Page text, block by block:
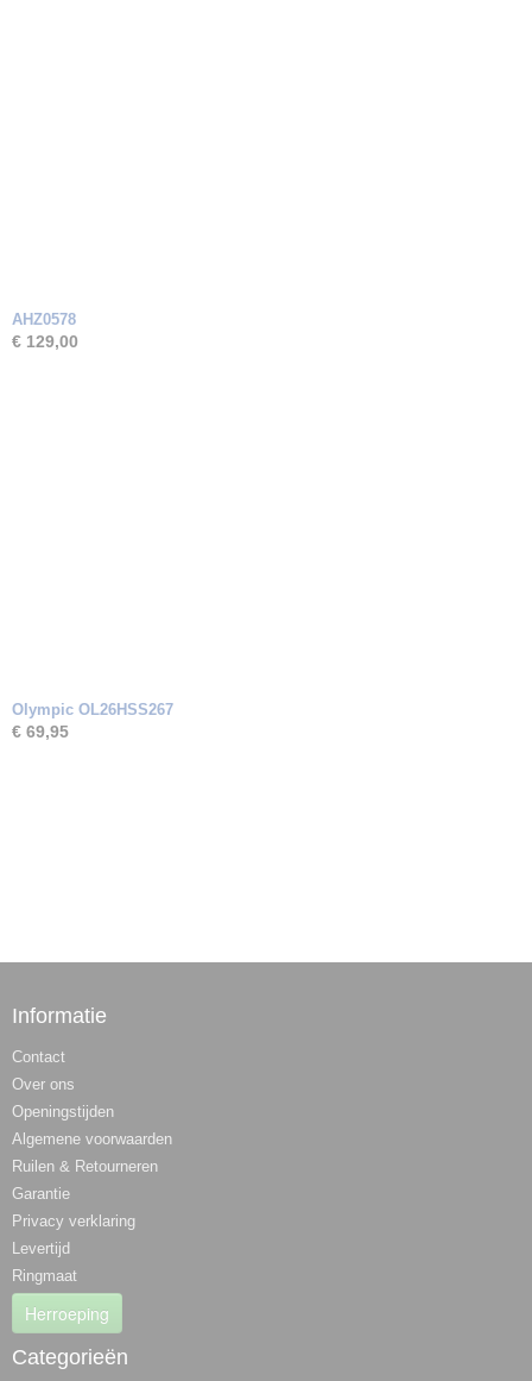
AHZ0578
€ 129,00
Olympic OL26HSS267
€ 69,95
Informatie
Contact
Over ons
Openingstijden
Algemene voorwaarden
Ruilen & Retourneren
Garantie
Privacy verklaring
Levertijd
Ringmaat
Herroeping
Categorieën